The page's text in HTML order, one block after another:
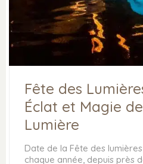
Fête des
Éclat et Magie
Lumière
Date de la Fête des
chaque année, depuis près